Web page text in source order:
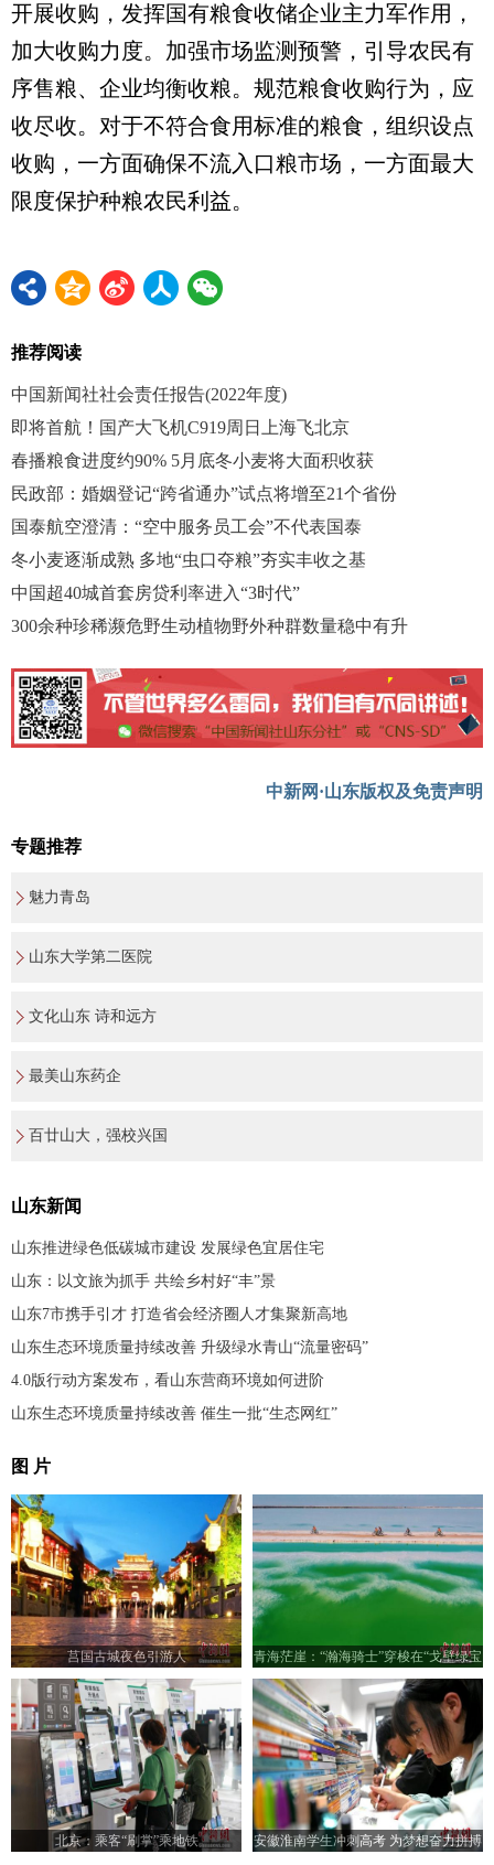
开展收购，发挥国有粮食收储企业主力军作用，
加大收购力度。加强市场监测预警，引导农民有
序售粮、企业均衡收粮。规范粮食收购行为，应
收尽收。对于不符合食用标准的粮食，组织设点
收购，一方面确保不流入口粮市场，一方面最大
限度保护种粮农民利益。
推荐阅读
中国新闻社社会责任报告(2022年度)
即将首航！国产大飞机C919周日上海飞北京
春播粮食进度约90% 5月底冬小麦将大面积收获
民政部：婚姻登记“跨省通办”试点将增至21个省份
国泰航空澄清：“空中服务员工会”不代表国泰
冬小麦逐渐成熟 多地“虫口夺粮”夯实丰收之基
中国超40城首套房贷利率进入“3时代”
300余种珍稀濒危野生动植物野外种群数量稳中有升
中新网·山东版权及免责声明
专题推荐
魅力青岛
山东大学第二医院
文化山东 诗和远方
最美山东药企
百廿山大，强校兴国
山东新闻
山东推进绿色低碳城市建设 发展绿色宜居住宅
山东：以文旅为抓手 共绘乡村好“丰”景
山东7市携手引才 打造省会经济圈人才集聚新高地
山东生态环境质量持续改善 升级绿水青山“流量密码”
4.0版行动方案发布，看山东营商环境如何进阶
山东生态环境质量持续改善 催生一批“生态网红”
图 片
莒国古城夜色引游人
青海茫崖：“瀚海骑士”穿梭在“戈壁绿宝
石”翡翠湖
北京：乘客“刷掌”乘地铁 安徽淮南学生冲刺高考 为梦想奋力拼搏